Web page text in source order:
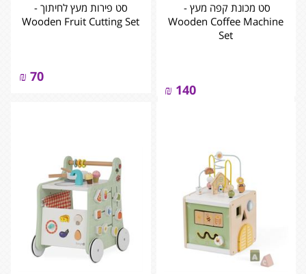
סט מכונת קפה מעץ - ‏‏‏‏
Wooden Coffee Machine
Set
140
₪
סט פירות מעץ לחיתוך -
70
₪